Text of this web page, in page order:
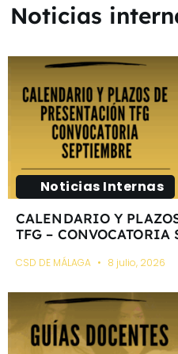
Noticias
Noticias Internas
CALENDARIO Y
TFG – CONVOCATORIA
CSD DE MÁLAGA 8 julio, 2026